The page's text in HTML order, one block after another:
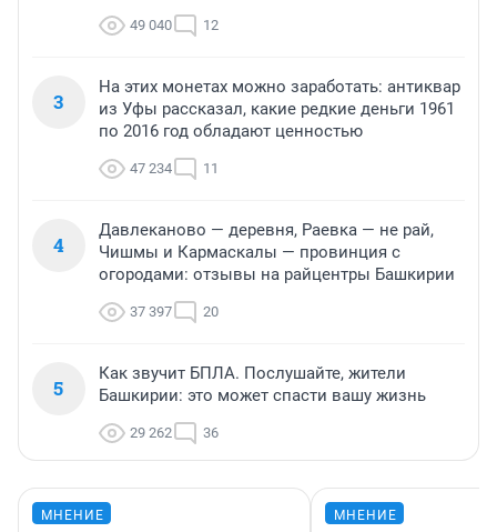
49 040 12
3
На этих монетах можно заработать: антиквар
из Уфы рассказал, какие редкие деньги 1961
по 2016 год обладают ценностью
47 234 11
4
Давлеканово — деревня, Раевка — не рай,
Чишмы и Кармаскалы — провинция с
огородами: отзывы на райцентры Башкирии
37 397 20
5
Как звучит БПЛА. Послушайте, жители
Башкирии: это может спасти вашу жизнь
29 262 36
МНЕНИЕ МНЕНИЕ